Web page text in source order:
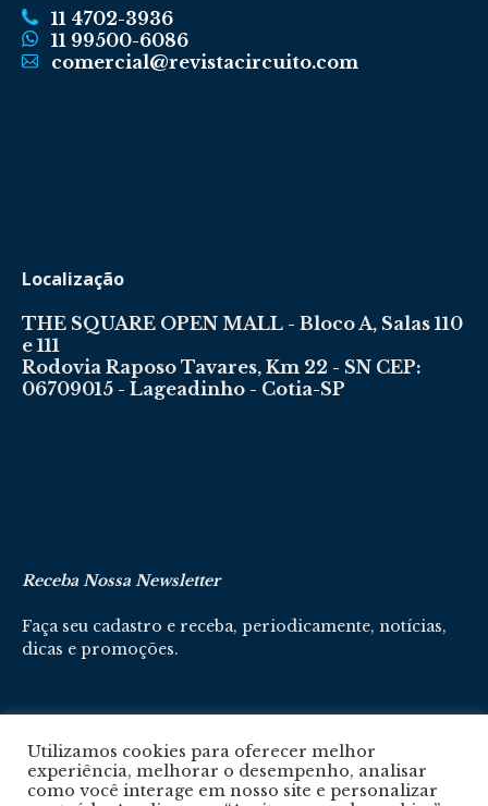
11 4702-3936
11 99500-6086
comercial@revistacircuito.com
Localização
THE SQUARE OPEN MALL - Bloco A, Salas 110
e 111
Rodovia Raposo Tavares, Km 22 - SN CEP:
06709015 - Lageadinho - Cotia-SP
Receba Nossa Newsletter
Faça seu cadastro e receba, periodicamente, notícias,
dicas e promoções.
Cadastre-se aqui
Utilizamos cookies para oferecer melhor
experiência, melhorar o desempenho, analisar
como você interage em nosso site e personalizar